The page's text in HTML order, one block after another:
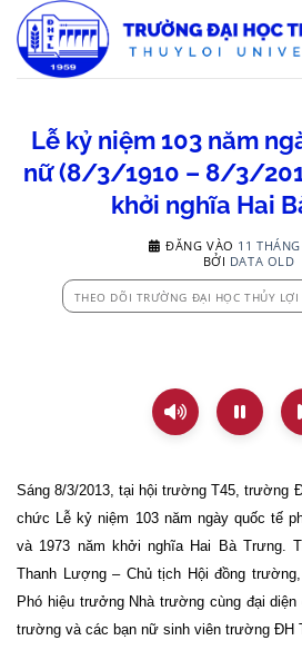
qua
nội
Lễ kỷ niệm 103 năm
nữ (8/3/1910 – 8/3/
khởi nghĩa Hai
ĐĂNG VÀO 11
BỞI DATA OLD
THEO DÕI TRƯỜNG ĐẠI HỌC THỦY LỢI
Sáng 8/3/2013, tại hội trường T45, trường
chức Lễ kỷ niệm 103 năm ngày quốc tế
và 1973 năm khởi nghĩa Hai Bà Trưng.
Thanh Lượng – Chủ tịch Hội đồng
Phó hiệu trưởng Nhà trường cùng đại
trường và các bạn nữ sinh viên trường ĐH